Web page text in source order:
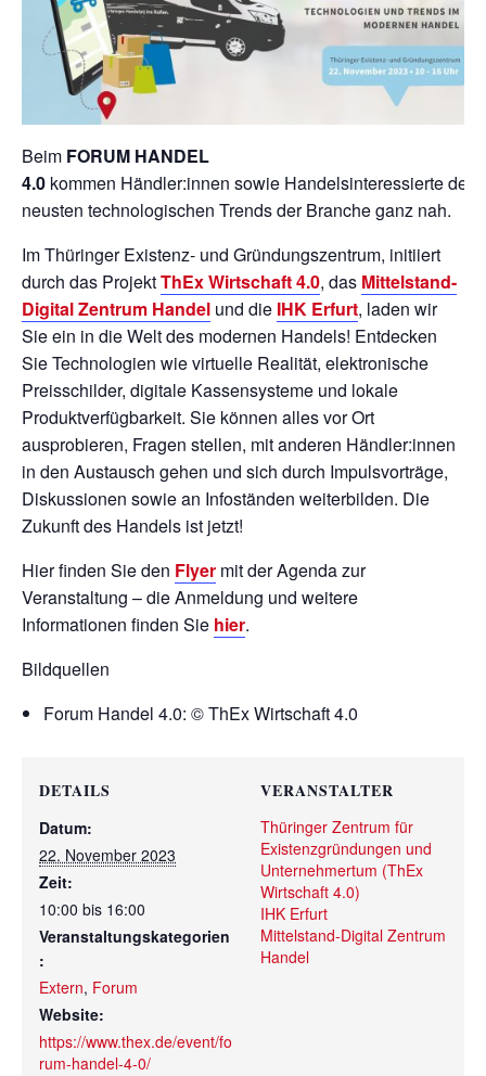
Beim FORUM HANDEL
4.0 kommen Händler:innen sowie Handelsinteressierteden
neusten technologischen Trends der Branche ganz nah.
Im Thüringer Existenz- und Gründungszentrum, initiiert
durch das ProjektThEx Wirtschaft 4.0, das Mittelstand-
Digital Zentrum Handel und die IHK Erfurt, laden wir
Sie ein in die Welt des modernen Handels! Entdecken
Sie Technologien wie virtuelle Realität, elektronische
Preisschilder, digitale Kassensysteme und lokale
Produktverfügbarkeit. Sie können alles vor Ort
ausprobieren, Fragen stellen, mit anderen Händler:innen
in den Austausch gehen und sich durch Impulsvorträge,
Diskussionen sowie an Infoständen weiterbilden. Die
Zukunft des Handels ist jetzt!
Hier finden Sie den Flyer mit der Agenda zur
Veranstaltung – die Anmeldung und weitere
Informationen finden Sie hier.
Bildquellen
Forum Handel 4.0: © ThEx Wirtschaft 4.0
DETAILS
Datum:
22. November 2023
Zeit:
10:00 bis 16:00
Veranstaltungskategorien
:
Extern, Forum
Website:
https://www.thex.de/event/fo
rum-handel-4-0/
VERANSTALTER
Thüringer Zentrum für
Existenzgründungen und
Unternehmertum (ThEx
Wirtschaft 4.0)
IHK Erfurt
Mittelstand-Digital Zentrum
Handel